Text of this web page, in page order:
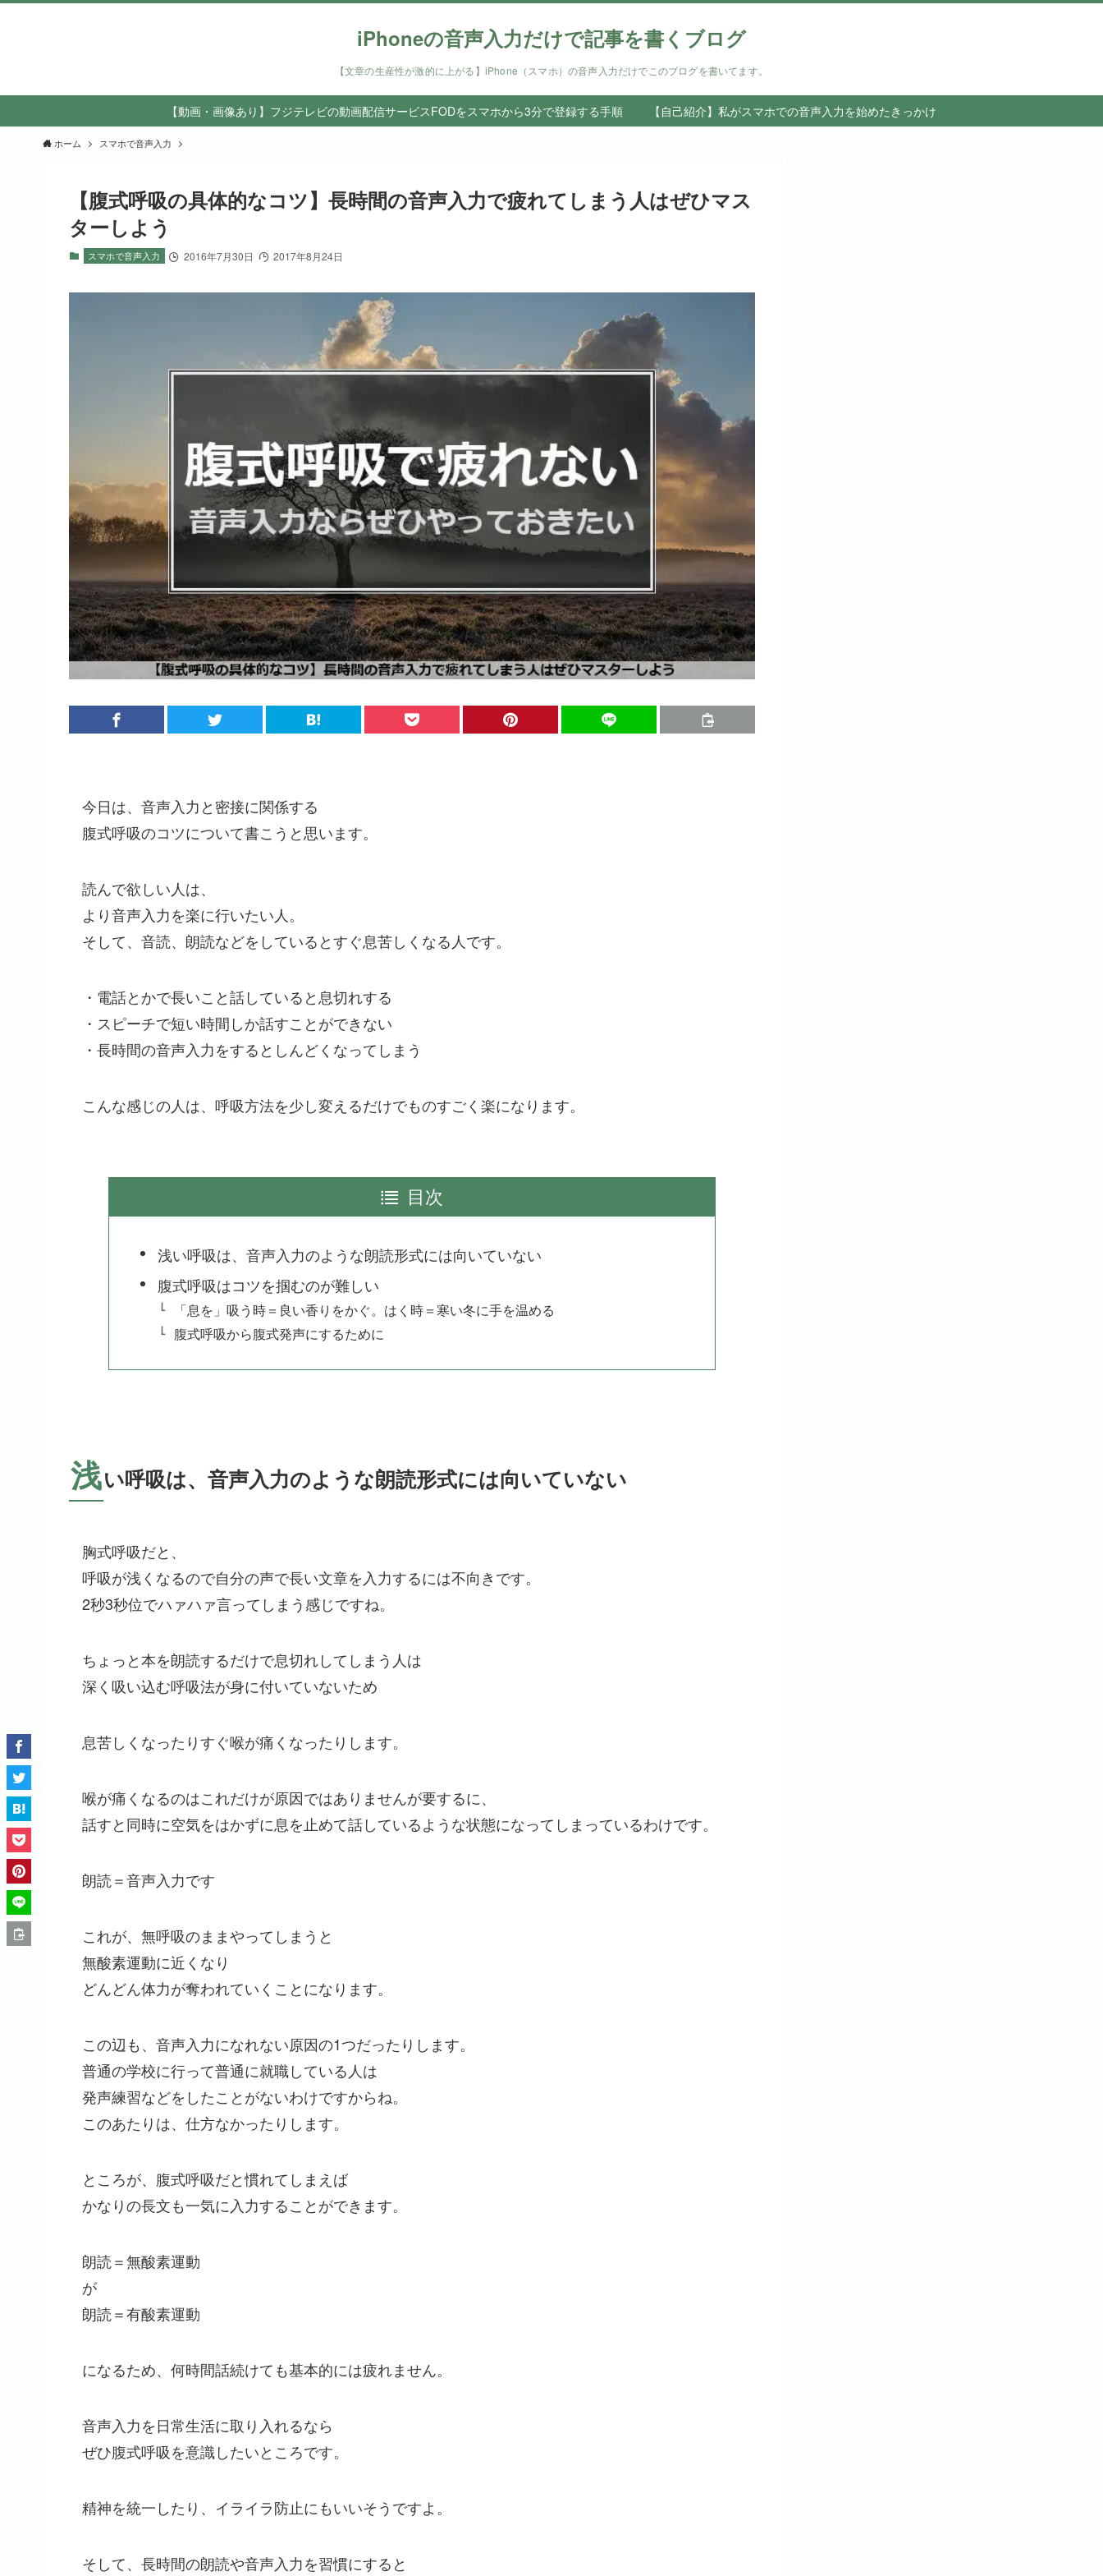
iPhoneの音声入力だけで記事を書くブログ
【文章の生産性が激的に上がる】iPhone（スマホ）の音声入力だけでこのブログを書いてます。
【動画・画像あり】フジテレビの動画配信サービスFODをスマホから3分で登録する手順 【自己紹介】私がスマホでの音声入力を始めたきっかけ
ホーム スマホで音声入力
【腹式呼吸の具体的なコツ】長時間の音声入力で疲れてしまう人はぜひマス
ターしよう
スマホで音声入力 2016年7月30日 2017年8月24日
今日は、音声入力と密接に関係する
腹式呼吸のコツについて書こうと思います。
読んで欲しい人は、
より音声入力を楽に行いたい人。
そして、音読、朗読などをしているとすぐ息苦しくなる人です。
・電話とかで長いこと話していると息切れする
・スピーチで短い時間しか話すことができない
・長時間の音声入力をするとしんどくなってしまう
こんな感じの人は、呼吸方法を少し変えるだけでものすごく楽になります。
目次
浅い呼吸は、音声入力のような朗読形式には向いていない
腹式呼吸はコツを掴むのが難しい
「息を」吸う時＝良い香りをかぐ。はく時＝寒い冬に手を温める
腹式呼吸から腹式発声にするために
浅い呼吸は、音声入力のような朗読形式には向いていない
胸式呼吸だと、
呼吸が浅くなるので自分の声で長い文章を入力するには不向きです。
2秒3秒位でハァハァ言ってしまう感じですね。
ちょっと本を朗読するだけで息切れしてしまう人は
深く吸い込む呼吸法が身に付いていないため
息苦しくなったりすぐ喉が痛くなったりします。
喉が痛くなるのはこれだけが原因ではありませんが要するに、
話すと同時に空気をはかずに息を止めて話しているような状態になってしまっているわけです。
朗読＝音声入力です
これが、無呼吸のままやってしまうと
無酸素運動に近くなり
どんどん体力が奪われていくことになります。
この辺も、音声入力になれない原因の1つだったりします。
普通の学校に行って普通に就職している人は
発声練習などをしたことがないわけですからね。
このあたりは、仕方なかったりします。
ところが、腹式呼吸だと慣れてしまえば
かなりの長文も一気に入力することができます。
朗読＝無酸素運動
が
朗読＝有酸素運動
になるため、何時間話続けても基本的には疲れません。
音声入力を日常生活に取り入れるなら
ぜひ腹式呼吸を意識したいところです。
精神を統一したり、イライラ防止にもいいそうですよ。
そして、長時間の朗読や音声入力を習慣にすると